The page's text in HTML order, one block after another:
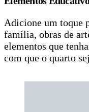
Adicione um toque
família, obras de
elementos que
com que o quarto